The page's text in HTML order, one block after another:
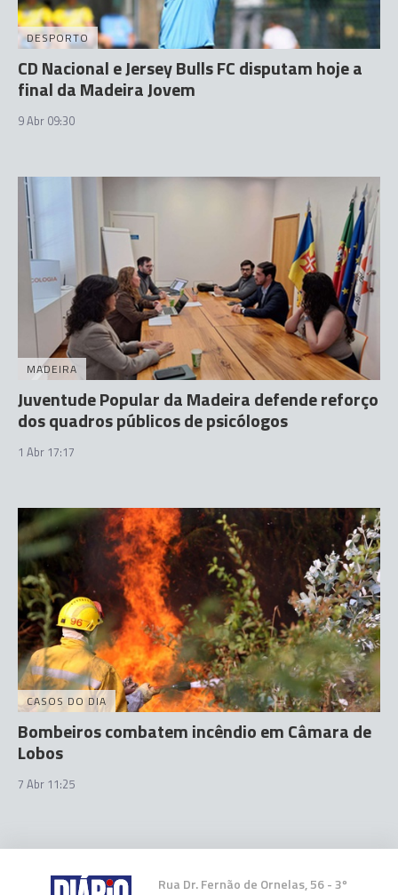
DESPORTO
CD Nacional e Jersey Bulls FC disputam hoje a
final da Madeira Jovem
9 Abr 09:30
MADEIRA
Juventude Popular da Madeira defende reforço
dos quadros públicos de psicólogos
1 Abr 17:17
CASOS DO DIA
Bombeiros combatem incêndio em Câmara de
Lobos
7 Abr 11:25
Rua Dr. Fernão de Ornelas, 56 - 3º